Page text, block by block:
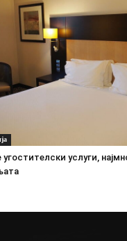
угостителски услуги,